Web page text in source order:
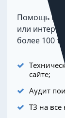
Помощь в
или
более 100
сайте;
Аудит
ТЗ на все